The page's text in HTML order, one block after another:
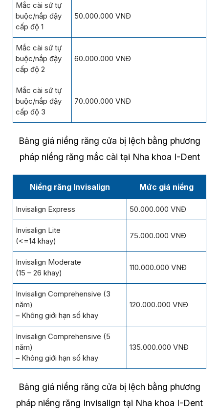
Mắc cài sứ tự
buộc/nắp đậy
cấp độ 1
50.000.000 VNĐ
Mắc cài sứ tự
buộc/nắp đậy
cấp độ 2
60.000.000 VNĐ
Mắc cài sứ tự
buộc/nắp đậy
cấp độ 3
70.000.000 VNĐ
Bảng giá niềng răng cửa bị lệch bằng phương
pháp niềng răng mắc cài tại Nha khoa I-Dent
Niềng răng Invisalign Mức giá niềng
Invisalign Express 50.000.000 VNĐ
Invisalign Lite
(<=14 khay)
75.000.000 VNĐ
Invisalign Moderate
(15 – 26 khay)
110.000.000 VNĐ
Invisalign Comprehensive (3
năm)
– Không giới hạn số khay
120.000.000 VNĐ
Invisalign Comprehensive (5
năm)
– Không giới hạn số khay
135.000.000 VNĐ
Bảng giá niềng răng cửa bị lệch bằng phương
pháp niềng răng Invisalign tại Nha khoa I-Dent